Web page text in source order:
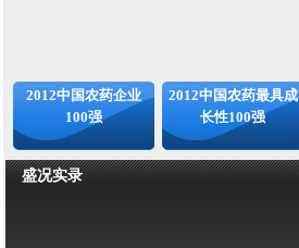
2012中国农药企业
100强
2012中国农药最具成
长性100强
盛况实录